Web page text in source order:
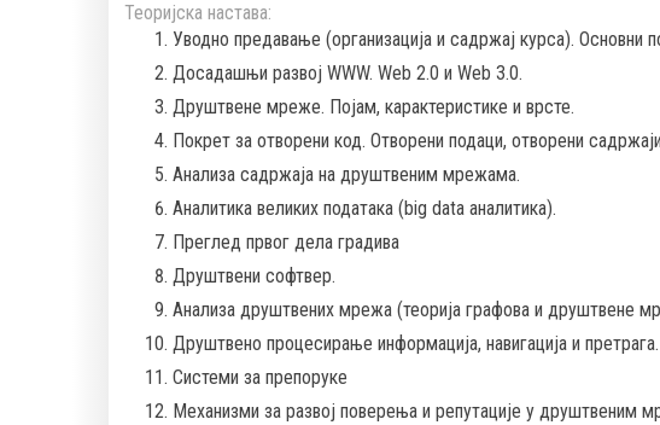
Теоријска настава:
Уводно предавање (организација и садржај курса). Основни
Досадашњи развој WWW. Web 2.0 и Web 3.0.
Друштвене мреже. Појам, карактеристике и врсте.
Покрет за отворени код. Отворени подаци, отворени
Анализа садржаја на друштвеним мрежама.
Аналитика великих података (big data аналитика).
Преглед првог дела градива
Друштвени софтвер.
Анализа друштвених мрежа (теорија графова и друштвене
Друштвено процесирање информација, навигација и претрага.
Системи за препоруке
Механизми за развој поверења и репутације у друштвеним